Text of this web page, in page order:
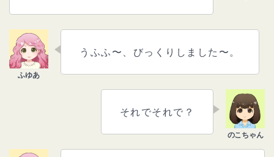
うふふ〜、びっくりしました〜。
それでそれで？